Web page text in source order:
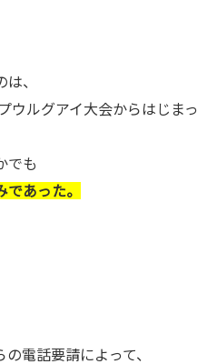
、
ウルグアイ大会からはじまっ
でも
あった。
電話要請によって、